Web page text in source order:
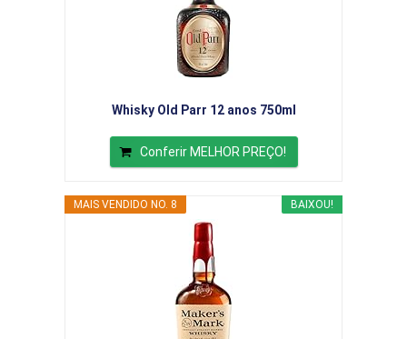
Whisky Old Parr 12 anos 750ml
Conferir MELHOR PREÇO!
BAIXOU!
MAIS VENDIDO NO. 8